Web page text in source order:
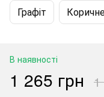
Графіт
В наявності
1 265 грн 1